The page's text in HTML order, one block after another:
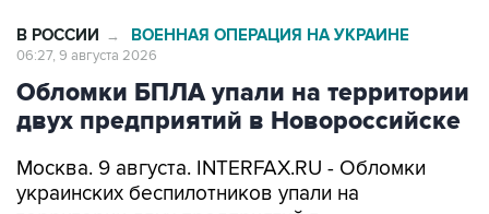
В РОССИИ → ВОЕННАЯ ОПЕРАЦИЯ НА УКРАИНЕ
06:27, 9 августа 2026
Обломки БПЛА упали на территории
двух предприятий в Новороссийске
Москва. 9 августа. INTERFAX.RU - Обломки
украинских беспилотников упали на